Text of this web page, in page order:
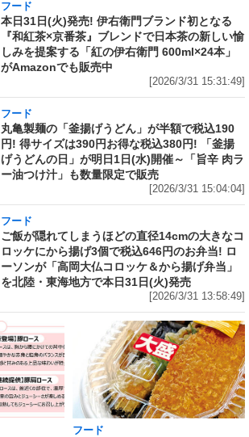
フード
本日31日(火)発売! 伊右衛門ブランド初となる
『和紅茶×京番茶』ブレンドで日本茶の新しい愉
しみを提案する「紅の伊右衛門 600ml×24本」
がAmazonでも販売中
[2026/3/31 15:31:49]
フード
丸亀製麺の「釜揚げうどん」が半額で税込190
円! 得サイズは390円お得な税込380円! 「釜揚
げうどんの日」が明日1日(水)開催～「旨辛 肉ラ
ー油つけ汁」も数量限定で販売
[2026/3/31 15:04:04]
フード
ご飯が隠れてしまうほどの直径14cmの大きなコ
ロッケにから揚げ3個で税込646円のお弁当! ロ
ーソンが「高岡大仏コロッケ＆から揚げ弁当」
を北陸・東海地方で本日31日(火)発売
[2026/3/31 13:58:49]
フード